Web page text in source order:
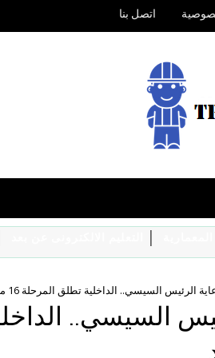
اتصل بنا
السيسي.. الداخلية تطلق المرحلة 16 من مبادرة كلنا واحد